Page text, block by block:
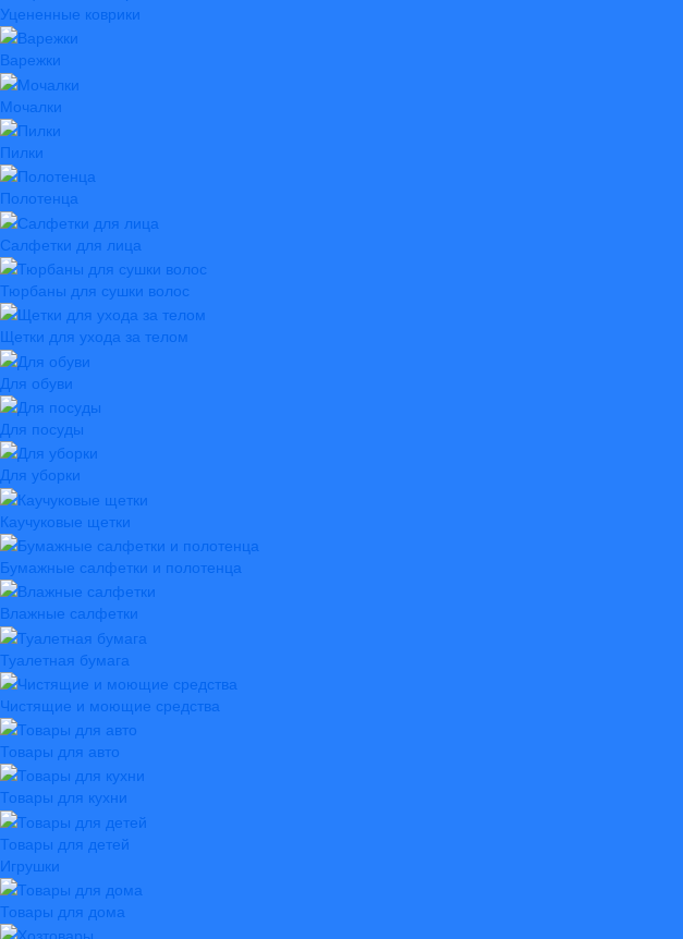
Уцененные коврики
Варежки
Мочалки
Пилки
Полотенца
Салфетки для лица
Тюрбаны для сушки волос
Щетки для ухода за телом
Для обуви
Для посуды
Для уборки
Каучуковые щетки
Бумажные салфетки и полотенца
Влажные салфетки
Туалетная бумага
Чистящие и моющие средства
Товары для авто
Товары для кухни
Товары для детей
Игрушки
Товары для дома